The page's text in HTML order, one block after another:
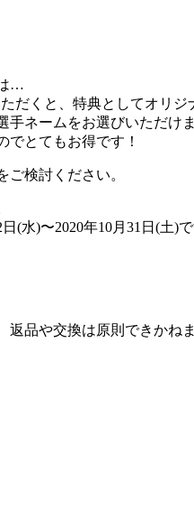
…
だくと、特典としてオリジ
ネームをお選びいただけま
でとてもお得です！
検討ください。
(水)〜2020年10月31日(土)で
返品や交換は原則できかねま